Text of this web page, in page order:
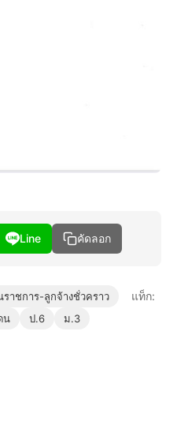
Line คัดลอก
าชการ-ลูกจ้างชั่วคราว แท็ก:
น ป.6
ม.3